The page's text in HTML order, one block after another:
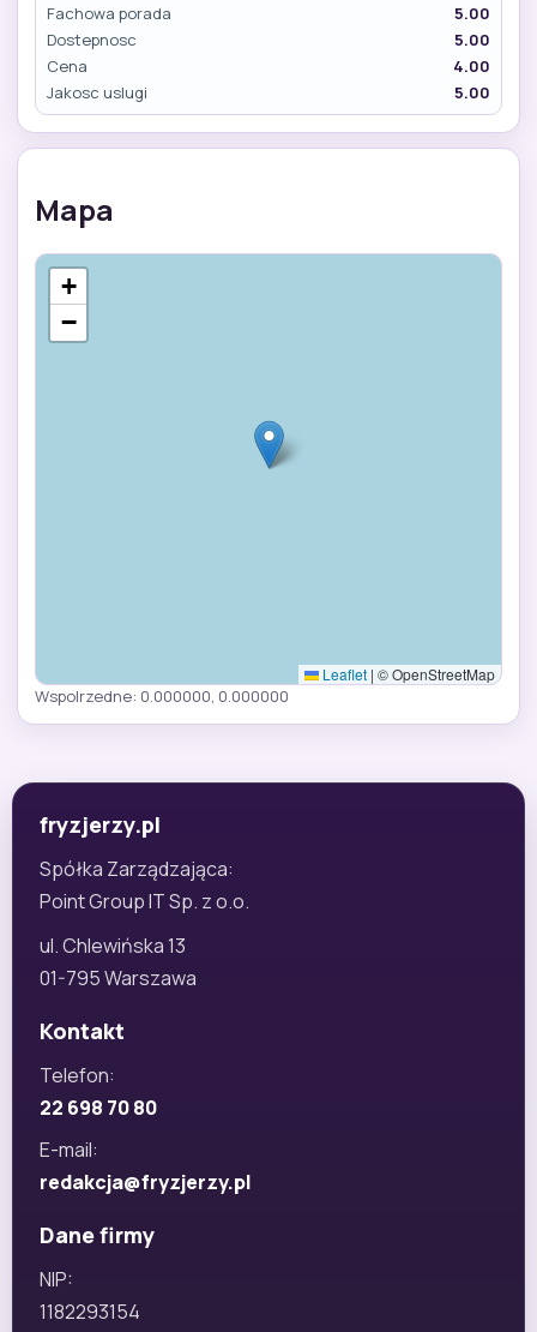
Fachowa porada
5.00
Dostepnosc
5.00
Cena
4.00
Jakosc uslugi
5.00
Mapa
+
−
Leaflet | © OpenStreetMap
Wspolrzedne: 0.000000, 0.000000
fryzjerzy.pl
Spółka Zarządzająca:
Point Group IT Sp. z o.o.
ul. Chlewińska 13
01-795 Warszawa
Kontakt
Telefon:
22 698 70 80
E-mail:
redakcja@fryzjerzy.pl
Dane firmy
NIP:
1182293154